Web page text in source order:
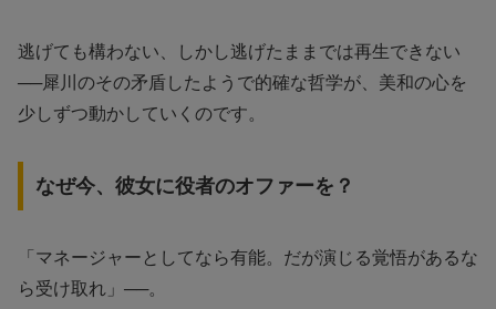
逃げても構わない、しかし逃げたままでは再生できない
──犀川のその矛盾したようで的確な哲学が、美和の心を
少しずつ動かしていくのです。
なぜ今、彼女に役者のオファーを？
「マネージャーとしてなら有能。だが演じる覚悟があるな
ら受け取れ」──。